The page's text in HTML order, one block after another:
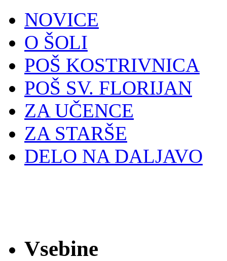
NOVICE
O ŠOLI
POŠ KOSTRIVNICA
POŠ SV. FLORIJAN
ZA UČENCE
ZA STARŠE
DELO NA DALJAVO
Vsebine